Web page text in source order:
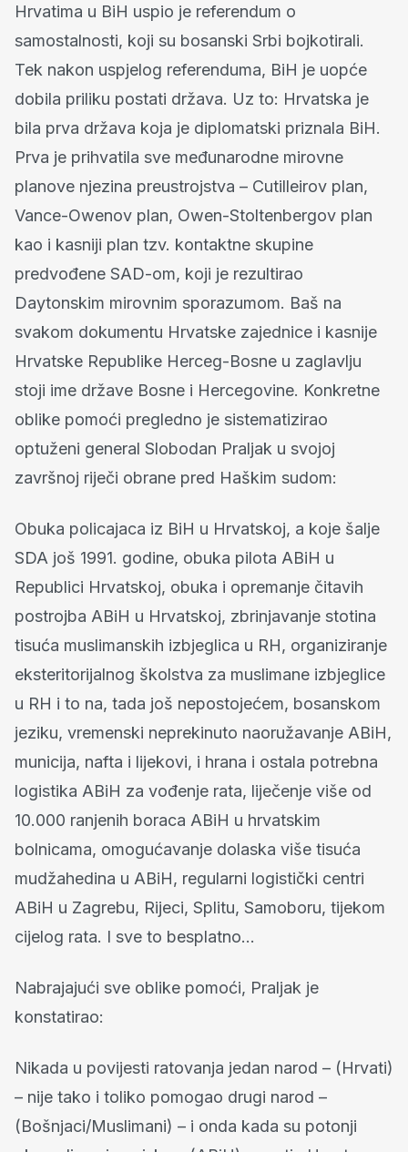
Hrvatima u BiH uspio je referendum o
samostalnosti, koji su bosanski Srbi bojkotirali.
Tek nakon uspjelog referenduma, BiH je uopće
dobila priliku postati država. Uz to: Hrvatska je
bila prva država koja je diplomatski priznala BiH.
Prva je prihvatila sve međunarodne mirovne
planove njezina preustrojstva – Cutilleirov plan,
Vance-Owenov plan, Owen-Stoltenbergov plan
kao i kasniji plan tzv. kontaktne skupine
predvođene SAD-om, koji je rezultirao
Daytonskim mirovnim sporazumom. Baš na
svakom dokumentu Hrvatske zajednice i kasnije
Hrvatske Republike Herceg-Bosne u zaglavlju
stoji ime države Bosne i Hercegovine. Konkretne
oblike pomoći pregledno je sistematizirao
optuženi general Slobodan Praljak u svojoj
završnoj riječi obrane pred Haškim sudom:
Obuka policajaca iz BiH u Hrvatskoj, a koje šalje
SDA još 1991. godine, obuka pilota ABiH u
Republici Hrvatskoj, obuka i opremanje čitavih
postrojba ABiH u Hrvatskoj, zbrinjavanje stotina
tisuća muslimanskih izbjeglica u RH, organiziranje
eksteritorijalnog školstva za muslimane izbjeglice
u RH i to na, tada još nepostojećem, bosanskom
jeziku, vremenski neprekinuto naoružavanje ABiH,
municija, nafta i lijekovi, i hrana i ostala potrebna
logistika ABiH za vođenje rata, liječenje više od
10.000 ranjenih boraca ABiH u hrvatskim
bolnicama, omogućavanje dolaska više tisuća
mudžahedina u ABiH, regularni logistički centri
ABiH u Zagrebu, Rijeci, Splitu, Samoboru, tijekom
cijelog rata. I sve to besplatno…
Nabrajajući sve oblike pomoći, Praljak je
konstatirao:
Nikada u povijesti ratovanja jedan narod – (Hrvati)
– nije tako i toliko pomogao drugi narod –
(Bošnjaci/Muslimani) – i onda kada su potonji